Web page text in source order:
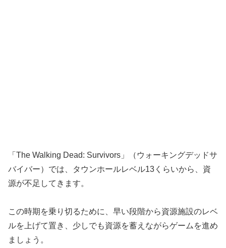
「The Walking Dead: Survivors」（ウォーキングデッドサ
バイバー）では、タウンホールレベル13くらいから、資
源が不足してきます。
この時期を乗り切るために、早い段階から資源施設のレベ
ルを上げて置き、少しでも資源を蓄えながらゲームを進め
ましょう。